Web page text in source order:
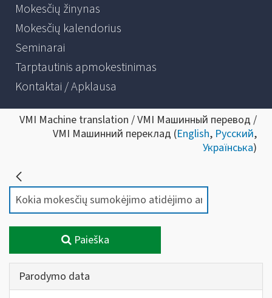
Mokesčių žinynas
Mokesčių kalendorius
Seminarai
Tarptautinis apmokestinimas
Kontaktai / Apklausa
VMI Machine translation / VMI Машинный перевод /
VMI Машинний переклад (English, Русский,
Українська)
Paieška
Parodymo data